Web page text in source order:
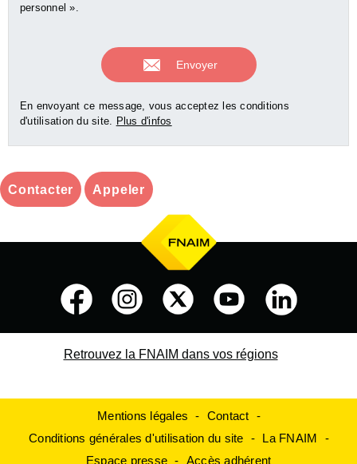
personnel ».
En envoyant ce message, vous acceptez les conditions
d'utilisation du site.
Plus d'infos
Contacter Appeler
Retrouvez la FNAIM dans vos régions
Mentions légales
Contact
Conditions générales d'utilisation du site
La FNAIM
Espace presse
Accès adhérent